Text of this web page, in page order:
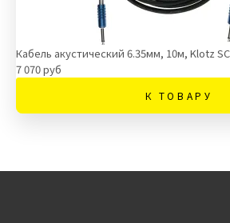
Кабель акустический 6.35мм, 10м, Klotz
7 070 руб
К ТОВАРУ